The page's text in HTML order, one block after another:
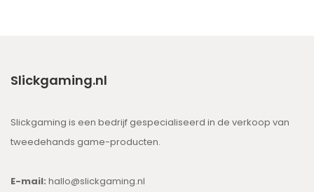
Slickgaming.nl
Slickgaming is een bedrijf gespecialiseerd in de verkoop van
tweedehands game-producten.
E-mail: hallo@slickgaming.nl